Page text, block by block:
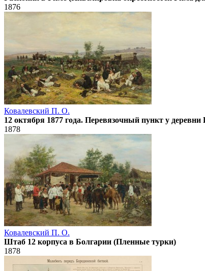
1876
Ковалевский П. О.
12 октября 1877 года. Перевязочный пункт у
1878
Ковалевский П. О.
Штаб 12 корпуса в Болгарии (Пленные турки)
1878